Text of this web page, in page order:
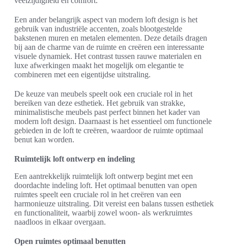
Een ander belangrijk aspect van modern loft design is het
gebruik van industriële accenten, zoals blootgestelde
bakstenen muren en metalen elementen. Deze details dragen
bij aan de charme van de ruimte en creëren een interessante
visuele dynamiek. Het contrast tussen rauwe materialen en
luxe afwerkingen maakt het mogelijk om elegantie te
combineren met een eigentijdse uitstraling.
De keuze van meubels speelt ook een cruciale rol in het
bereiken van deze esthetiek. Het gebruik van strakke,
minimalistische meubels past perfect binnen het kader van
modern loft design. Daarnaast is het essentieel om functionele
gebieden in de loft te creëren, waardoor de ruimte optimaal
benut kan worden.
Ruimtelijk loft ontwerp en indeling
Een aantrekkelijk ruimtelijk loft ontwerp begint met een
doordachte indeling loft. Het optimaal benutten van open
ruimtes speelt een cruciale rol in het creëren van een
harmonieuze uitstraling. Dit vereist een balans tussen esthetiek
en functionaliteit, waarbij zowel woon- als werkruimtes
naadloos in elkaar overgaan.
Open ruimtes optimaal benutten